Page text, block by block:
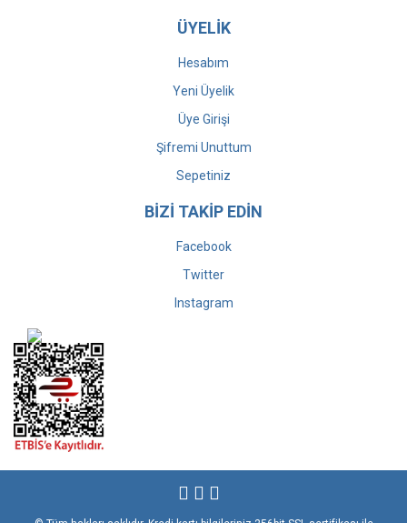
ÜYELİK
Hesabım
Yeni Üyelik
Üye Girişi
Şifremi Unuttum
Sepetiniz
BİZİ TAKİP EDİN
Facebook
Twitter
Instagram